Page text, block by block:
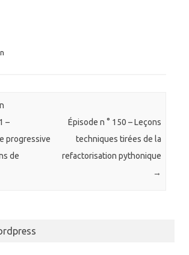
–
progressive
de
Épisode n ° 150 – Leçons
techniques tirées de la
refactorisation pythonique
→